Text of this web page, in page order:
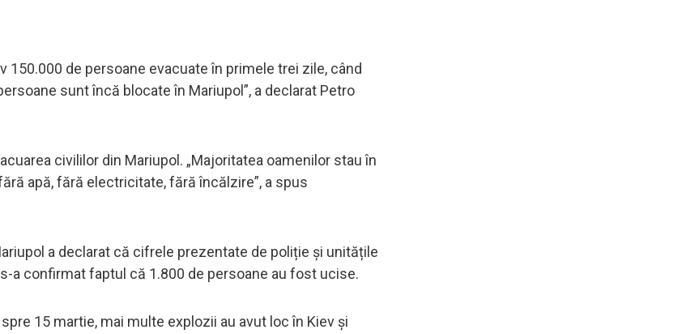
150.000 de persoane evacuate în primele trei zile, când
sunt încă blocate în Mariupol”, a declarat Petro
civililor din Mariupol. „Majoritatea oamenilor stau în
apă, fără electricitate, fără încălzire”, a spus
a declarat că cifrele prezentate de poliție și unitățile
a confirmat faptul că 1.800 de persoane au fost ucise.
15 martie, mai multe explozii au avut loc în Kiev și